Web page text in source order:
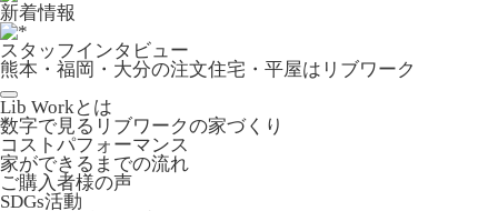
新着情報
スタッフインタビュー
熊本・福岡・大分の注文住宅・平屋はリブワーク
Lib Workとは
数字で見るリブワークの家づくり
コストパフォーマンス
家ができるまでの流れ
ご購入者様の声
SDGs活動